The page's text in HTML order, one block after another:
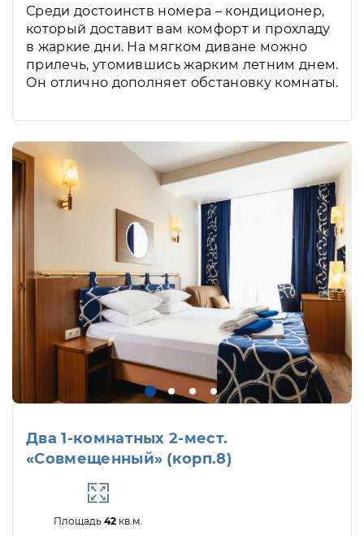
Среди достоинств номера – кондиционер,
который доставит вам комфорт и прохладу
в жаркие дни. На мягком диване можно
прилечь, утомившись жарким летним днем.
Он отлично дополняет обстановку комнаты.
Два 1-комнатных 2-мест.
«Совмещенный» (корп.8)
Площадь42 кв.м.